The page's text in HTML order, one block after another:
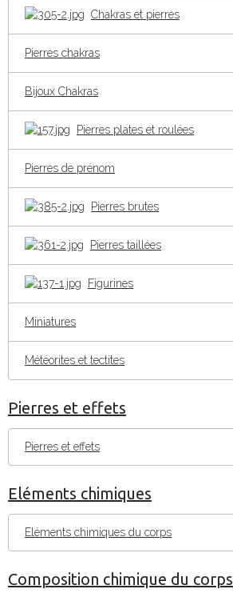
Chakras et pierres
Pierres chakras
Bijoux Chakras
Pierres plates et roulées
Pierres de prénom
Pierres brutes
Pierres taillées
Figurines
Miniatures
Météorites et tectites
Pierres et effets
Pierres et effets
Eléments chimiques
Eléments chimiques du corps
Composition chimique du corps